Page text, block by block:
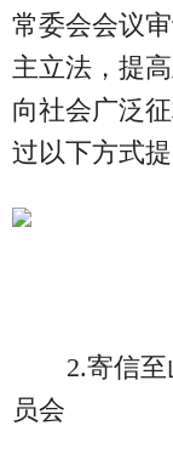
常委会会议
主立法，提
向社会广泛
过以下方式提
2.寄信
员会